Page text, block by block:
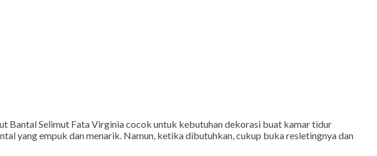
Bantal Selimut Fata Virginia cocok untuk kebutuhan dekorasi buat kamar tidur
yang empuk dan menarik. Namun, ketika dibutuhkan, cukup buka resletingnya dan